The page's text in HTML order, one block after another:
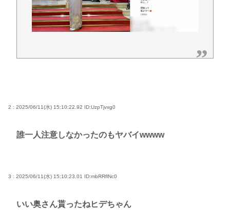
2 : 2025/06/11(水) 15:10:22.92 ID:UzpTjvxg0
誰一人注意しなかったのもヤバイwwww
3 : 2025/06/11(水) 15:10:23.01 ID:mbRRflNc0
いい奥さん貰ったねヒデちゃん